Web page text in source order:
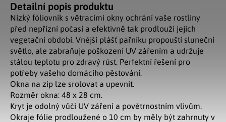
Detailní popis produktu
Nízký fóliovník s větracími okny ochrání vaše rostliny
před nepřízní počasí a efektivně tak prodlouží jejich
vegetační období. Vnější plášť pařníku propouští sluneční
světlo, ale zabraňuje poškození UV zářením a udržuje
stálou teplotu pro zdravý růst. Perfektní řešení pro
potřeby vašeho domácího pěstování.
Okna na zip lze srolovat a upevnit.
Rozměr okna: 48 x 28 cm.
Kryt je odolný vůči UV záření a povětrnostním vlivům.
Okraje fólie prodloužené o 10 cm by měly být zahrnuty v